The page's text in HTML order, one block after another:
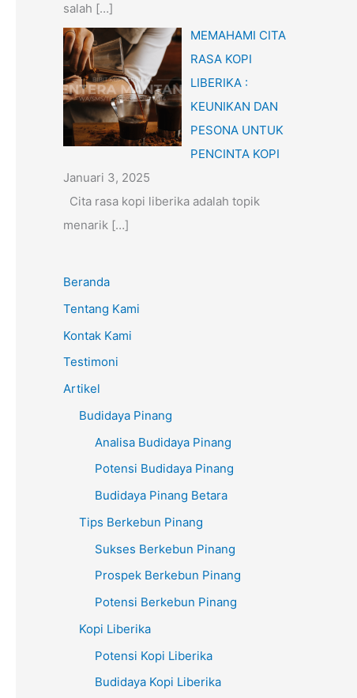
salah […]
MEMAHAMI CITA
RASA KOPI
LIBERIKA :
KEUNIKAN DAN
PESONA UNTUK
PENCINTA KOPI
Januari 3, 2025
Cita rasa kopi liberika adalah topik
menarik […]
Beranda
Tentang Kami
Kontak Kami
Testimoni
Artikel
Budidaya Pinang
Analisa Budidaya Pinang
Potensi Budidaya Pinang
Budidaya Pinang Betara
Tips Berkebun Pinang
Sukses Berkebun Pinang
Prospek Berkebun Pinang
Potensi Berkebun Pinang
Kopi Liberika
Potensi Kopi Liberika
Budidaya Kopi Liberika